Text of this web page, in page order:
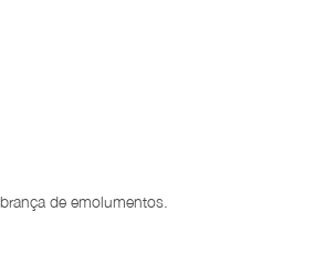
de emolumentos.